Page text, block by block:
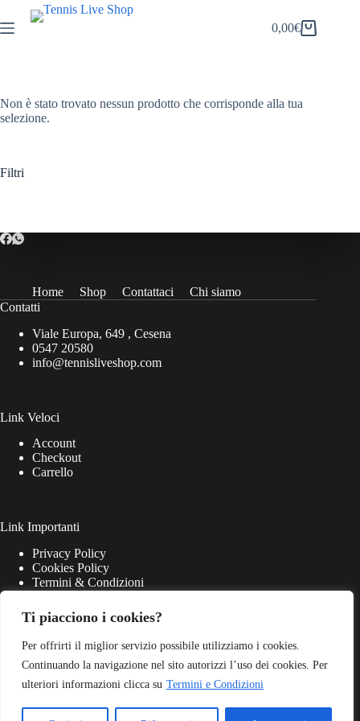
Ti piacciono i cookies?
Per offrirti il miglior servizio possibile utilizziamo i cookies.
Continuando la navigazione nel sito autorizzi l’uso dei cookies. Per
ulteriori informazioni clicca su Termini e Condizioni
al
contenuto
Carrello
0,00€
Non è stato trovato nessun prodotto che corrisponde alla tua
selezione.
Filtri
Home Shop Contattaci
Chi siamo
Contatti
Viale Europa, 649 , Cesena
0547 20580
info@tennisliveshop.com
Link Veloci
Account
Checkout
Carrello
Link Importanti
Privacy Policy
Cookies Policy
Termini & Condizioni